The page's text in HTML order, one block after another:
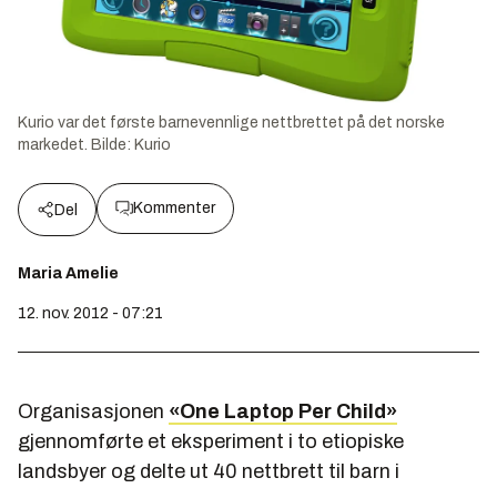
Kurio var det første barnevennlige nettbrettet på det norske
markedet. Bilde: Kurio
Del Kommenter
Maria Amelie
12. nov. 2012 - 07:21
Organisasjonen «One Laptop Per Child»
gjennomførte et eksperiment i to etiopiske
landsbyer og delte ut 40 nettbrett til barn i